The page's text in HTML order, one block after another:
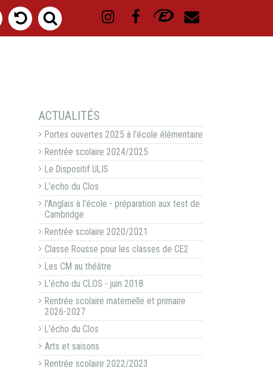
NAVIGATION
ACTUALITÉS
Portes ouvertes 2025 à l'école élémentaire
Rentrée scolaire 2024/2025
Le Dispositif ULIS
L'echo du Clos
l'Anglais à l'école - préparation aux test de
Cambridge
Rentrée scolaire 2020/2021
Classe Rousse pour les classes de CE2
Les CM au théâtre
L'écho du CLOS - juin 2018
Rentrée scolaire maternelle et primaire
2026-2027
L'écho du Clos
Arts et saisons
Rentrée scolaire 2022/2023